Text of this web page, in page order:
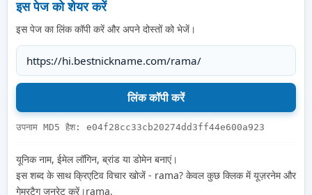
इस पेज को शेयर करें
इस पेज का लिंक कॉपी करें और अपने दोस्तों को भेजें।
उपनाम MD5 हैश: e04f28cc33cb20274dd3ff44e600a923
यूनिक नाम, ईमेल लॉगिन, ब्रांड या डोमेन बनाएं।
इस शब्द के साथ क्रिएटिव विचार खोजें - rama? केवल कुछ क्लिक में यूज़रनेम और
गेमरटैग जनरेट करें।rama.